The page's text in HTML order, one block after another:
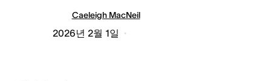
Caeleigh MacNeil
2026년 2월 1일